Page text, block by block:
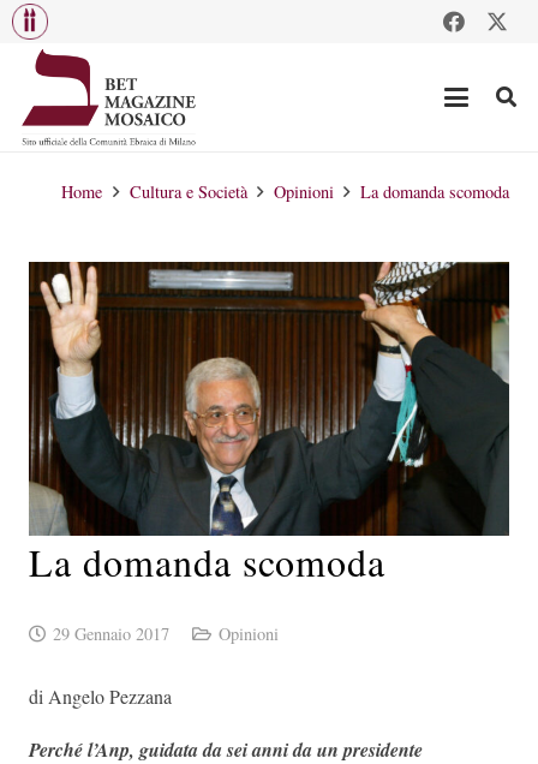
Home Cultura e Società Opinioni La domanda scomoda
La domanda scomoda
29 Gennaio 2017 Opinioni
di Angelo Pezzana
Perché l’Anp, guidata da sei anni da un presidente